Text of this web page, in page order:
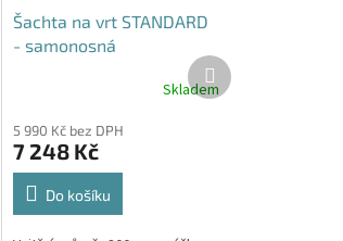
Šachta na vrt STANDARD
- samonosná
produktu
je
4,3
5
Skladem
5 990 Kč bez DPH
7 248 Kč
Do košíku
Další
produkt